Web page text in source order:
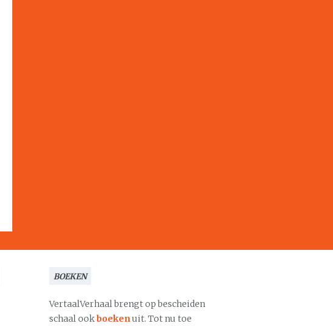
BOEKEN
VertaalVerhaal brengt op bescheiden
schaal ookboekenuit. Tot nu toe